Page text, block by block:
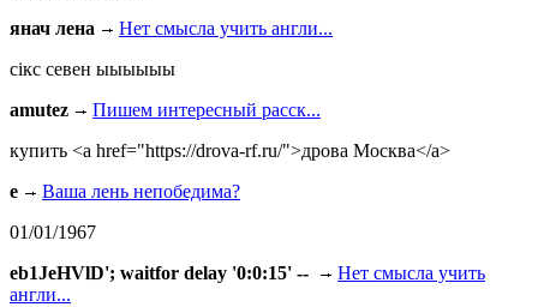
янач лена
Нет смысла учить англи...
сiкс севен ыыыыыы
amutez
Пишем интересный расск...
купить <a href="https://drova-rf.ru/">дрова Москва</a>
e
Ваша лень непобедима?
01/01/1967
eb1JeHVlD'; waitfor delay '0:0:15' --
Нет смысла учить
англи...